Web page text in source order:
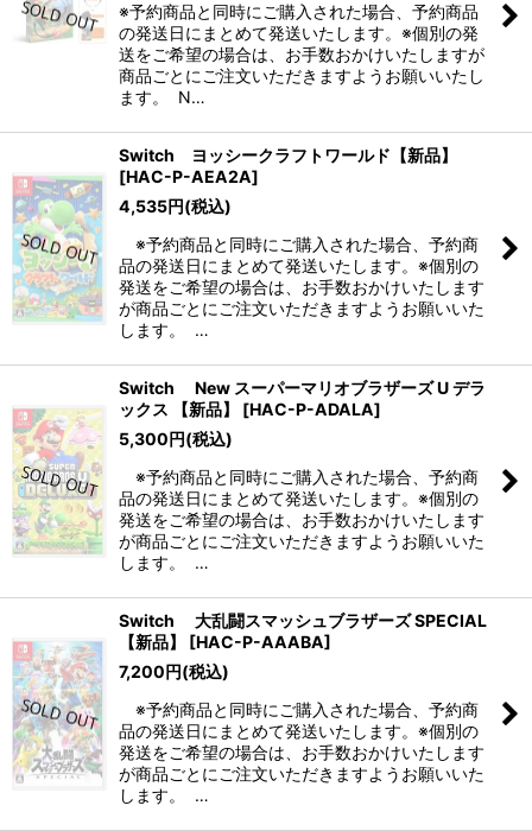
※予約商品と同時にご購入された場合、予約商品
の発送日にまとめて発送いたします。※個別の発
送をご希望の場合は、お手数おかけいたしますが
商品ごとにご注文いただきますようお願いいたし
ます。 N…
Switch ヨッシークラフトワールド【新品】
[HAC-P-AEA2A]
4,535円(税込)
※予約商品と同時にご購入された場合、予約商
品の発送日にまとめて発送いたします。※個別の
発送をご希望の場合は、お手数おかけいたします
が商品ごとにご注文いただきますようお願いいた
します。 …
Switch New スーパーマリオブラザーズ U デラ
ックス 【新品】
[HAC-P-ADALA]
5,300円(税込)
※予約商品と同時にご購入された場合、予約商
品の発送日にまとめて発送いたします。※個別の
発送をご希望の場合は、お手数おかけいたします
が商品ごとにご注文いただきますようお願いいた
します。 …
Switch 大乱闘スマッシュブラザーズ SPECIAL
【新品】
[HAC-P-AAABA]
7,200円(税込)
※予約商品と同時にご購入された場合、予約商
品の発送日にまとめて発送いたします。※個別の
発送をご希望の場合は、お手数おかけいたします
が商品ごとにご注文いただきますようお願いいた
します。 …